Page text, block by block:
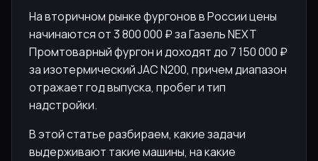
На вторичном рынке фургонов в России цены
начинаются от 3 800 000 ₽ за Газель NEXT
Промтоварный фургон и доходят до 7 150 000 ₽
за изотермический JAC N200, причем диапазон
отражает год выпуска, пробег и тип
надстройки.
В этой статье разбираем, какие задачи
выдерживают такие машины, на какие